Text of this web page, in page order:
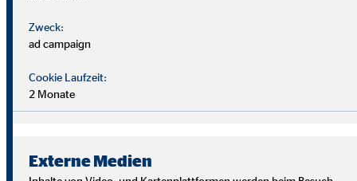
Wir suchen Persönlichkeiten mit Charakter, die aus dem
Du musst kein Finanzprofi sein – unsere Ausbildung bereitet
Zweck:
ad campaign
Cookie Laufzeit:
2 Monate
Externe Medien